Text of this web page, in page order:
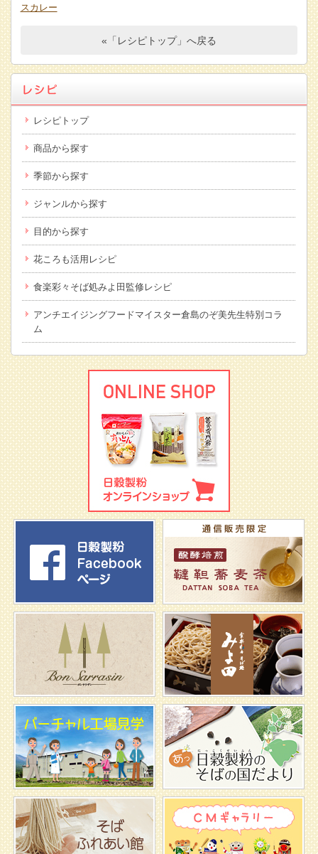
スカレー
«「レシピトップ」へ戻る
レシピトップ
商品から探す
季節から探す
ジャンルから探す
目的から探す
花ころも活用レシピ
食楽彩々そば処みよ田監修レシピ
アンチエイジングフードマイスター倉島のぞ美先生特別コラ
ム